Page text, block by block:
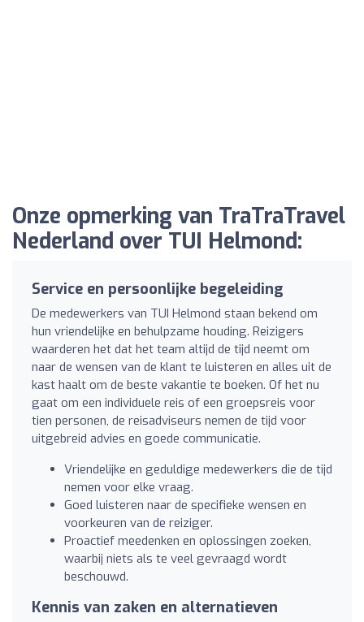
Onze opmerking van TraTraTravel
Nederland over TUI Helmond:
Service en persoonlijke begeleiding
De medewerkers van TUI Helmond staan bekend om
hun vriendelijke en behulpzame houding. Reizigers
waarderen het dat het team altijd de tijd neemt om
naar de wensen van de klant te luisteren en alles uit de
kast haalt om de beste vakantie te boeken. Of het nu
gaat om een individuele reis of een groepsreis voor
tien personen, de reisadviseurs nemen de tijd voor
uitgebreid advies en goede communicatie.
Vriendelijke en geduldige medewerkers die de tijd
nemen voor elke vraag.
Goed luisteren naar de specifieke wensen en
voorkeuren van de reiziger.
Proactief meedenken en oplossingen zoeken,
waarbij niets als te veel gevraagd wordt
beschouwd.
Kennis van zaken en alternatieven